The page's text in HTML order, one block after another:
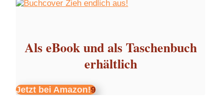
Als eBook und als Taschenbuch
erhältlich
Jetzt bei Amazon!